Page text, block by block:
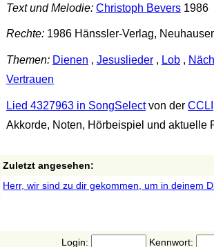
Text und Melodie: Christoph Bevers1986
Rechte:1986 Hänssler-Verlag,
Themen: Dienen , Jesuslieder, Lob,
Vertrauen
Lied 4327963 in SongSelectvon der CCLI
Akkorde, Noten, Hörbeispiel und aktuelle
Zuletzt angesehen:
Herr, wir sind zu dir gekommen, um in deinem
Login: Kennwort: